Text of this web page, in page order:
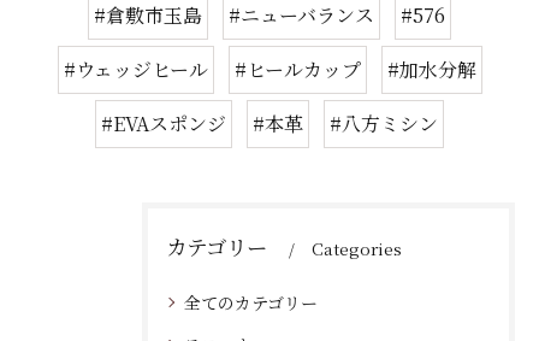
#倉敷市玉島 #ニューバランス
#576
#ウェッジヒール
#ヒールカップ
#加水分解
#EVAスポンジ
#本革 #八方ミシン
カテゴリー Categories
全てのカテゴリー